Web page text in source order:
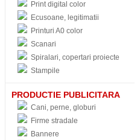
Print digital color
Ecusoane, legitimatii
Printuri A0 color
Scanari
Spiralari, copertari proiecte
Stampile
PRODUCTIE PUBLICITARA
Cani, perne, globuri
Firme stradale
Bannere